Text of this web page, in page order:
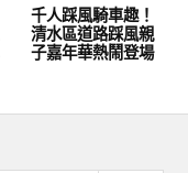
千人踩風騎車趣！
清水區道路踩風親
子嘉年華熱鬧登場